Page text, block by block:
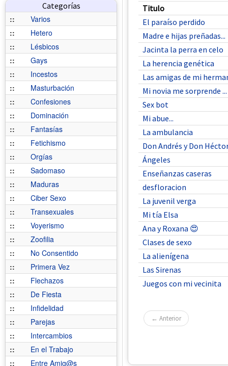
Categorías
::
Varios
::
Hetero
::
Lésbicos
::
Gays
::
Incestos
::
Masturbación
::
Confesiones
::
Dominación
::
Fantasías
::
Fetichismo
::
Orgías
::
Sadomaso
::
Maduras
::
Ciber Sexo
::
Transexuales
::
Voyerismo
::
Zoofilia
::
No Consentido
::
Primera Vez
::
Flechazos
::
De Fiesta
::
Infidelidad
::
Parejas
::
Intercambios
::
En el Trabajo
::
Entre Amig@s
Titulo
El paraíso perdido
Madre e hijas preñadas...
Jacinta la perra en celo
La herencia genética
Las amigas de mi
Mi novia me sorprende ...
Sex bot
Mi abue...
La ambulancia
Don Andrés y Don
Ángeles
Enseñanzas caseras
desfloracion
La juvenil verga
Mi tía Elsa
Ana y Roxana 😍
Clases de sexo
La alienígena
Las Sirenas
Juegos con mi vecinita
← Anterior